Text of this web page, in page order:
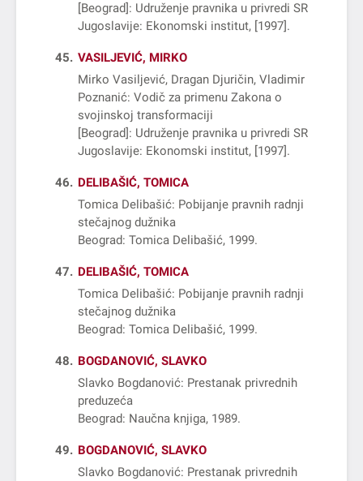
[Beograd]: Udruženje pravnika u privredi SR
Jugoslavije: Ekonomski institut, [1997]
45
VASILJEVIĆ, MIRKO
Mirko Vasiljević, Dragan Djuričin, Vladimir
Poznanić: Vodič za primenu Zakona o
svojinskoj transformaciji
[Beograd]: Udruženje pravnika u privredi SR
Jugoslavije: Ekonomski institut, [1997]
46
DELIBAŠIĆ, TOMICA
Tomica Delibašić: Pobijanje pravnih radnji
stečajnog dužnika
Beograd: Tomica Delibašić, 1999
47
DELIBAŠIĆ, TOMICA
Tomica Delibašić: Pobijanje pravnih radnji
stečajnog dužnika
Beograd: Tomica Delibašić, 1999
48
BOGDANOVIĆ, SLAVKO
Slavko Bogdanović: Prestanak privrednih
preduzeća
Beograd: Naučna knjiga, 1989
49
BOGDANOVIĆ, SLAVKO
Slavko Bogdanović: Prestanak privrednih